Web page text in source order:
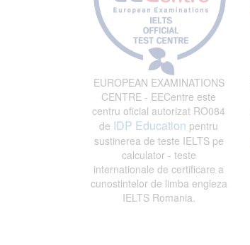
EUROPEAN EXAMINATIONS
CENTRE - EECentre este
centru oficial autorizat RO084
de IDP Education pentru
sustinerea de teste IELTS pe
calculator - teste
internationale de certificare a
cunostintelor de limba engleza
IELTS Romania.